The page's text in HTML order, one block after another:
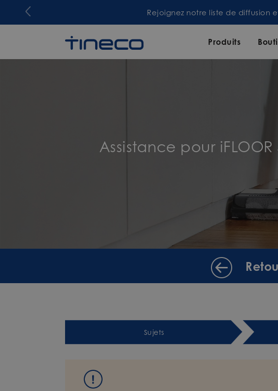
Rejoignez notre liste de diffusion
Produits
Assistance pour iFLOOR
Sujets